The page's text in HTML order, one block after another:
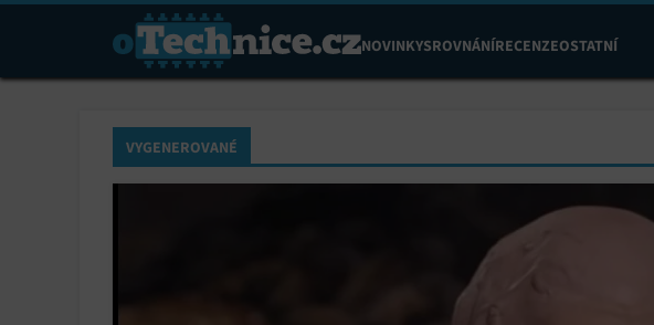
NOVINKYSROVNÁNÍRECENZEOSTATNÍ
VYGENEROVANÉ